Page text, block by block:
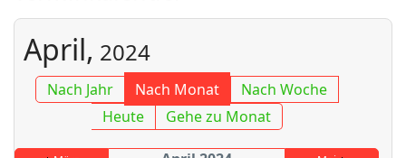
April, 2024
Nach Jahr Nach Monat
Nach Woche
Heute
Gehe zu Monat